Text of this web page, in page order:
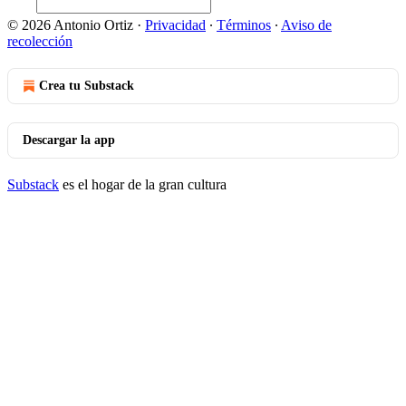
© 2026 Antonio Ortiz · Privacidad ∙ Términos ∙ Aviso de
recolección
Crea tu Substack
Descargar la app
Substack es el hogar de la gran cultura